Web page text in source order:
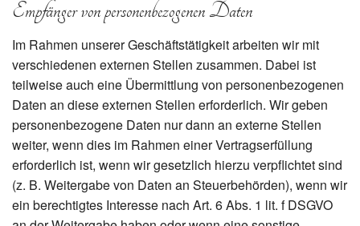
Empfänger von personenbezogenen Daten
Im Rahmen unserer Geschäftstätigkeit arbeiten wir mit
verschiedenen externen Stellen zusammen. Dabei ist
teilweise auch eine Übermittlung von personenbezogenen
Daten an diese externen Stellen erforderlich. Wir geben
personenbezogene Daten nur dann an externe Stellen
weiter, wenn dies im Rahmen einer Vertragserfüllung
erforderlich ist, wenn wir gesetzlich hierzu verpflichtet sind
(z. B. Weitergabe von Daten an Steuerbehörden), wenn wir
ein berechtigtes Interesse nach Art. 6 Abs. 1 lit. f DSGVO